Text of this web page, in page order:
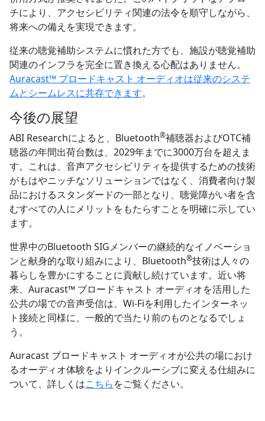
チにより、アクセシビリティ関連の法令を順守しながら、
将来への備えを実現できます。
従来の聴覚補助システムに慣れた方でも、施設が聴覚補助
関連のインフラを完全に置き換える心配はありません。
Auracast™ ブロードキャスト オーディオは従来のシステ
ムとシームレスに共存できます。
今後の展望
ABI Researchによると、Bluetooth®補聴器およびOTC補
聴器の年間出荷台数は、2029年までに3000万台を超えま
す。これは、音声アクセシビリティを提供するための技術
がもはやニッチなソリューションではなく、消費者向け製
品におけるスタンダードの一部となり、聴覚障がい者を含
むすべての人にメリットをもたらすことを明確に示してい
ます。
世界中のBluetooth SIGメンバーの継続的なイノベーショ
ンと献身的な取り組みにより、Bluetooth®技術は人々の
暮らしを豊かにすることに貢献し続けています。近い将
来、Auracast™ ブロードキャスト オーディオを活用した
公共の場での音声受信は、Wi-Fiを利用したインターネッ
ト接続と同様に、一般的で当たり前のものとなるでしょ
う。
Auracast ブロードキャスト オーディオが公共の場におけ
るオーディオ体験をよりインクルーシブに変える仕組みに
ついて、詳しくはこちらをご覧ください。